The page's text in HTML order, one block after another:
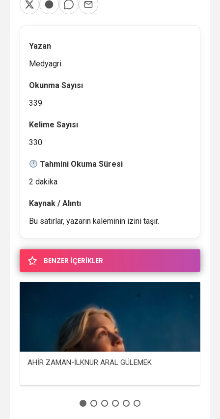
Yazan
Medyagri
Okunma Sayısı
339
Kelime Sayısı
330
Tahmini Okuma Süresi
2 dakika
Kaynak / Alıntı
Bu satırlar, yazarın kaleminin izini taşır.
BENZER İÇERİKLER
AHİR ZAMAN-İLKNUR ARAL GÜLEMEK